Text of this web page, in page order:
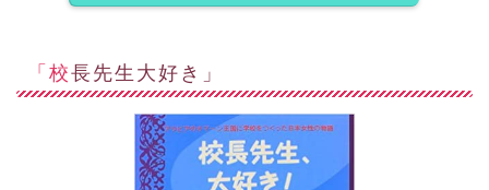
「校長先生大好き」